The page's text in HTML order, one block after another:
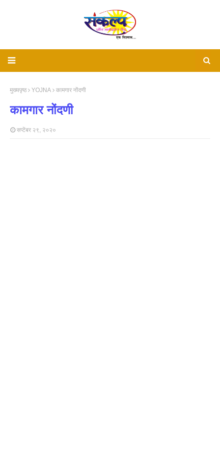
मुख्यपृष्ठ YOJNA कामगार नोंदणी
कामगार नोंदणी
सप्टेंबर २९, २०२०